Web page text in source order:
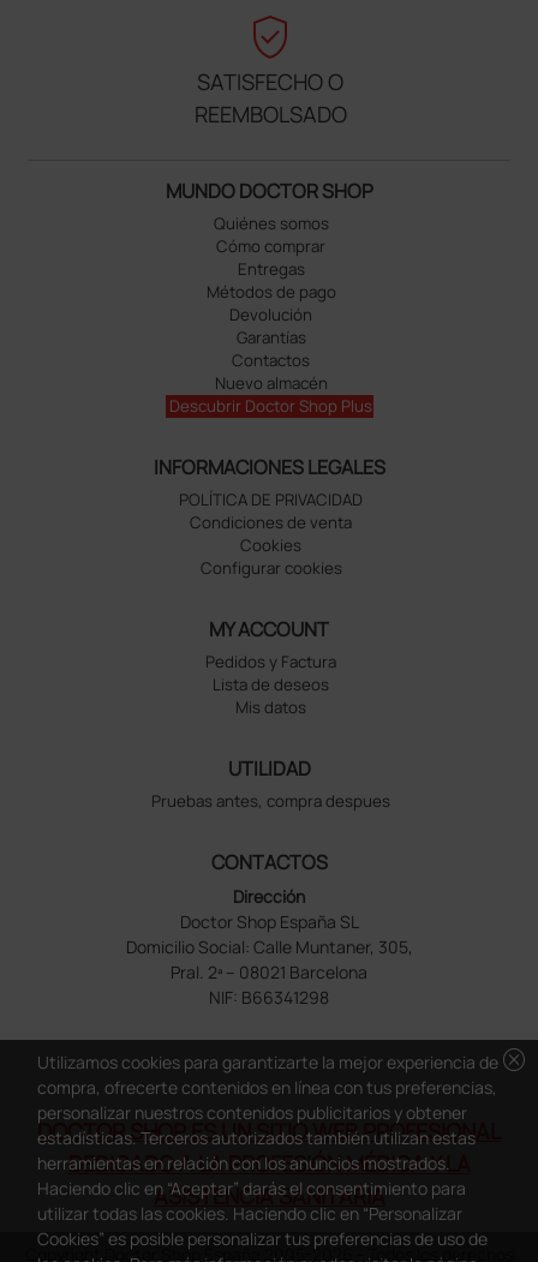
verified_user
SATISFECHO O
REEMBOLSADO
MUNDO DOCTOR SHOP
Quiénes somos
Cómo comprar
Entregas
Métodos de pago
Devolución
Garantías
Contactos
Nuevo almacén
Descubrir Doctor Shop Plus
INFORMACIONES LEGALES
POLÍTICA DE PRIVACIDAD
Condiciones de venta
Cookies
Configurar cookies
MY ACCOUNT
Pedidos y Factura
Lista de deseos
Mis datos
UTILIDAD
Pruebas antes, compra despues
CONTACTOS
Dirección
Doctor Shop España SL
Domicilio Social: Calle Muntaner, 305,
Pral. 2ª – 08021 Barcelona
NIF: B66341298
DOCTOR SHOP ES UN SITIO WEB PROFESIONAL
DEDICADO A LA PROFESIÓN MÉDICA Y LA
ASISTENCIA SANITARIA
Copyright Doctor Shop España 2005-2026 - Todos los derechos
cancel
Utilizamos cookies para garantizarte la mejor experiencia de
compra, ofrecerte contenidos en línea con tus preferencias,
personalizar nuestros contenidos publicitarios y obtener
estadísticas. Terceros autorizados también utilizan estas
herramientas en relación con los anuncios mostrados.
Haciendo clic en “Aceptar” darás el consentimiento para
utilizar todas las cookies. Haciendo clic en “Personalizar
Cookies” es posible personalizar tus preferencias de uso de